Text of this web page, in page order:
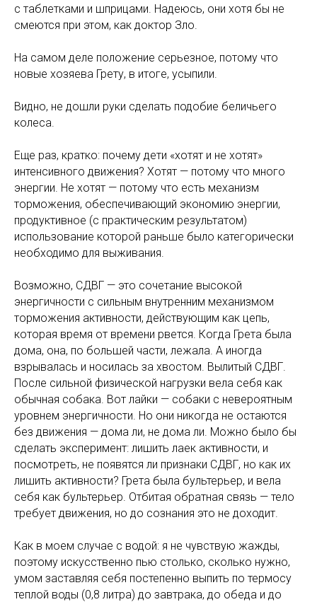
с таблетками и шприцами. Надеюсь, они хотя бы не
смеются при этом, как доктор Зло.
На самом деле положение серьезное, потому что
новые хозяева Грету, в итоге, усыпили.
Видно, не дошли руки сделать подобие беличьего
колеса.
Еще раз, кратко: почему дети «хотят и не хотят»
интенсивного движения? Хотят — потому что много
энергии. Не хотят — потому что есть механизм
торможения, обеспечивающий экономию энергии,
продуктивное (с практическим результатом)
использование которой раньше было категорически
необходимо для выживания.
Возможно, СДВГ — это сочетание высокой
энергичности с сильным внутренним механизмом
торможения активности, действующим как цепь,
которая время от времени рвется. Когда Грета была
дома, она, по большей части, лежала. А иногда
взрывалась и носилась за хвостом. Вылитый СДВГ.
После сильной физической нагрузки вела себя как
обычная собака. Вот лайки — собаки с невероятным
уровнем энергичности. Но они никогда не остаются
без движения — дома ли, не дома ли. Можно было бы
сделать эксперимент: лишить лаек активности, и
посмотреть, не появятся ли признаки СДВГ, но как их
лишить активности? Грета была бультерьер, и вела
себя как бультерьер. Отбитая обратная связь — тело
требует движения, но до сознания это не доходит.
Как в моем случае с водой: я не чувствую жажды,
поэтому искусственно пью столько, сколько нужно,
умом заставляя себя постепенно выпить по термосу
теплой воды (0,8 литра) до завтрака, до обеда и до